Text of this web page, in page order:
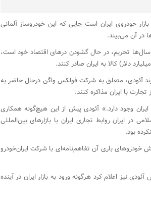
خودروی ایران است جایی که این خودروساز آلمانی
در آن می‌بیند.
سال‌ها تحریم، در حال گشودن درهای اقتصاد خود است،
آئودی، متعلق به شرکت فولکس واگن درحال حاضر به
با ایران مذاکره کنند.
وجود دارد.» آئودی پیش از این هیچ‌گونه همکاری
در ایران روابط تجاری ایران با بازارهای بین‌المللی
بود.
خودروهای باری آن تفاهم‌نامه‌ای با شرکت ایران‌خودرو
نیز اعلام کرد هرگونه ورود به بازار ایران در آینده